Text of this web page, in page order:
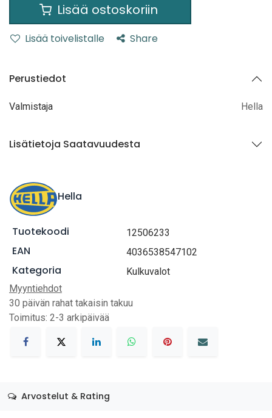
Lisää ostoskoriin
Lisää toivelistalle Share
Perustiedot
Valmistaja Hella
Lisätietoja Saatavuudesta
Hella
Tuotekoodi 12506233
EAN 4036538547102
Kategoria
Kulkuvalot
Myyntiehdot
30 päivän rahat takaisin takuu
Toimitus: 2-3 arkipäivää
Arvostelut & Rating